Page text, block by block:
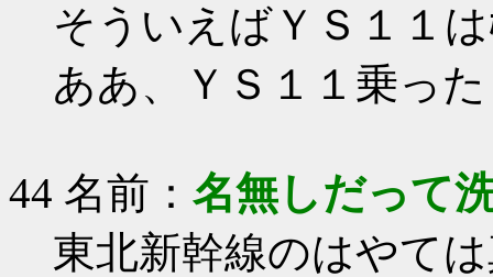
そういえばＹＳ１１
ああ、ＹＳ１１乗っ
44 名前： 名無しだって
東北新幹線のはやて